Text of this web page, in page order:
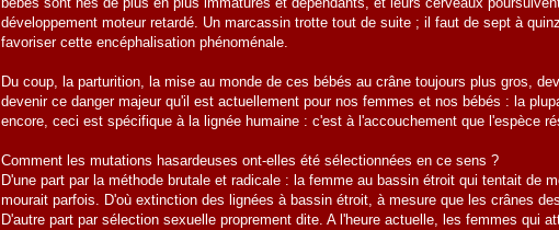
développement moteur retardé. Un marcassin trotte tout de suite ; il faut de sept à
favoriser cette encéphalisation phénoménale.
Du coup, la parturition, la mise au monde de ces bébés au crâne toujours plus gros,
devenir ce danger majeur qu'il est actuellement pour nos femmes et nos bébés : la
encore, ceci est spécifique à la lignée humaine : c'est à l'accouchement que l'espèce
Comment les mutations hasardeuses ont-elles été sélectionnées en ce sens ?
D'une part par la méthode brutale et radicale : la femme au bassin étroit qui tentait de
mourait parfois. D'où extinction des lignées à bassin étroit, à mesure que les crânes
D'autre part par sélection sexuelle proprement dite. A l'heure actuelle, les femmes qui